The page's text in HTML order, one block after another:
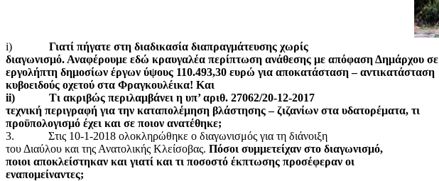
i) Γιατί πήγατε στη διαδικασία διαπραγμάτευσης χωρίς
διαγωνισμό. Αναφέρουμε εδώ κραυγαλέα περίπτωση ανάθεσης με απόφαση Δημάρχου σε
εργολήπτη δημοσίων έργων ύψους 110.493,30 ευρώ για αποκατάσταση – αντικατάσταση
κυβοειδούς οχετού στα Φραγκουλέικα! Και
ii) Τι ακριβώς περιλαμβάνει η υπ’ αριθ. 27062/20-12-2017
τεχνική περιγραφή για την καταπολέμηση βλάστησης – ζιζανίων στα υδατορέματα, τι
προϋπολογισμό έχει και σε ποιον ανατέθηκε;
3. Στις 10-1-2018 ολοκληρώθηκε ο διαγωνισμός για τη διάνοιξη
του Διαύλου και της Ανατολικής Κλείσοβας. Πόσοι συμμετείχαν στο διαγωνισμό,
ποιοι αποκλείστηκαν και γιατί και τι ποσοστό έκπτωσης προσέφεραν οι
εναπομείναντες;